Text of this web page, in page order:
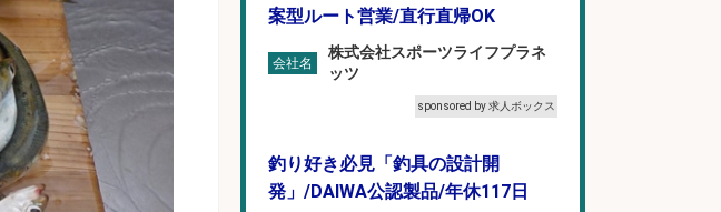
案型ルート営業/直行直帰OK
会社名
株式会社スポーツライフプラネ
ッツ
sponsored by 求人ボックス
釣り好き必見「釣具の設計開
発」/DAIWA公認製品/年休117日